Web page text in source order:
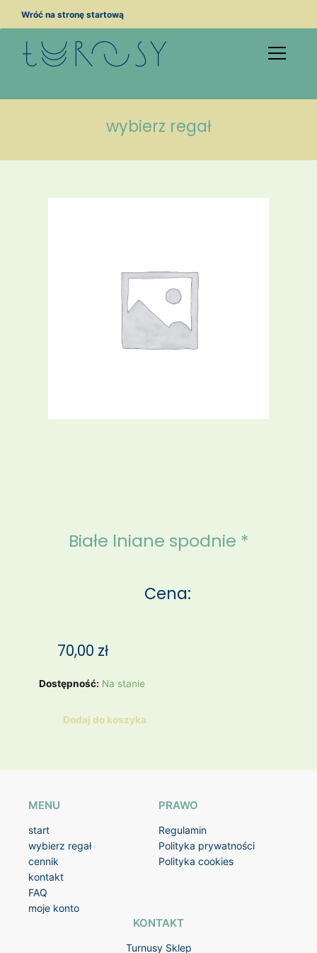
Wróć na stronę startową
wybierz regał
Białe lniane spodnie *
Cena:
70,00 zł
Dostępność: Na stanie
ilość
lnianeDodaj do koszyka
MENU
start
wybierz regał
cennik
kontakt
FAQ
moje konto
PRAWO
Regulamin
Polityka prywatności
Polityka cookies
KONTAKT
Turnusy Sklep